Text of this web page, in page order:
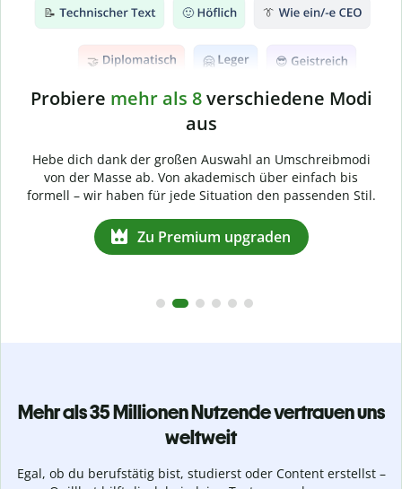
Probiere mehr als 8verschiedene Modi
aus
Hebe dich dank der großen Auswahl an Umschreibmodi
von der Masse ab. Von akademisch über einfach bis
formell – wir haben für jede Situation den passenden Stil.
Zu Premium upgraden
Mehr als 35 Millionen Nutzende vertrauen uns
weltweit
Egal, ob du berufstätig bist, studierst oder Content erstellst –